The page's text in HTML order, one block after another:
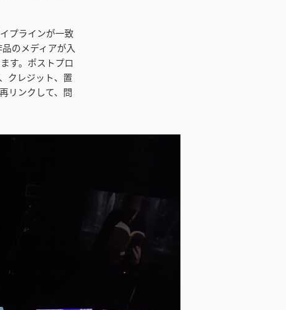
プラインが一致
のメディアが入
す。ポストプロ
クレジット、置
リンクして、問